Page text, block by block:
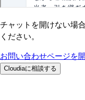
チャットを開けない場
ください。
お問い合わせページを開
Cloudiaに相談する